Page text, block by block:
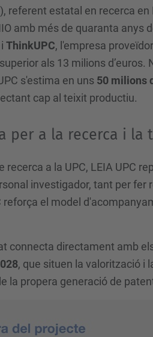
referent estatal en recerca
amb més de quaranta anys
ThinkUPC, l'empresa
als 13 milions
s'estima en uns 50 milions
cap al teixit productiu.
per a la recerca i la
recerca a la UPC, LEIA UPC
investigador, tant per fer
reforça el model
connecta directament amb
, que situen la valorització i
la propera generació de